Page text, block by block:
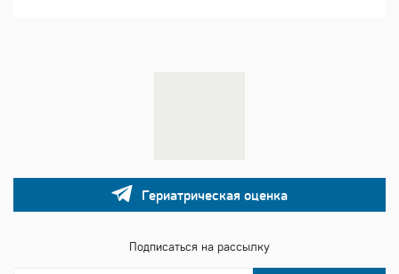
Гериатрическая оценка
Подписаться на рассылку